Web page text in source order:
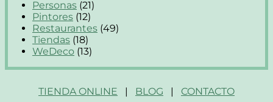
Personas (21)
Pintores (12)
Restaurantes (49)
Tiendas (18)
WeDeco (13)
TIENDA ONLINE | BLOG | CONTACTO